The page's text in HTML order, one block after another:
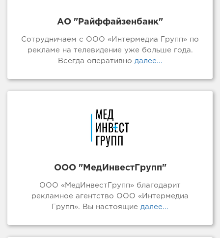
АО "Райффайзенбанк"
Сотрудничаем с ООО «Интермедиа Групп» по
рекламе на телевидение уже больше года.
Всегда оперативно далее...
ООО "МедИнвестГрупп"
ООО «МедИнвестГрупп» благодарит
рекламное агентство ООО «Интермедиа
Групп». Вы настоящие далее...